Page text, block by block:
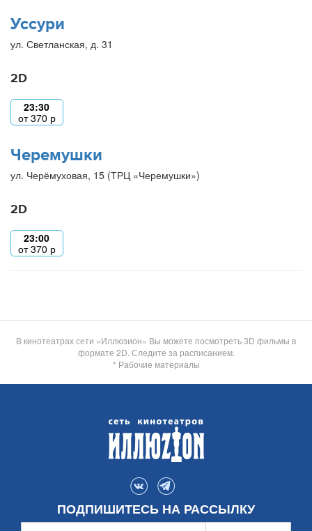
Уссури
ул. Светланская, д. 31
2D
23:30
от370 р
Черемушки
ул. Черёмуховая, 15 (ТРЦ «Черемушки»)
2D
23:00
от370 р
В кинотеатрах сети «Иллюзион» Вы можете посмотреть 3D фильмы в
формате 2D. Следите за расписанием.
* Рабочие материалы
ПОДПИШИТЕСЬ НА РАССЫЛКУ